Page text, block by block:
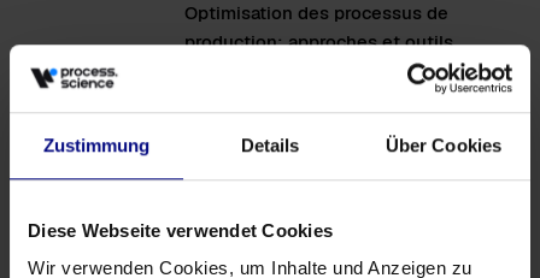
Zustimmung Details Über Cookies
Diese Webseite verwendet Cookies
Wir verwenden Cookies, um Inhalte und Anzeigen zu
Optimisation des processus de
production: approches et outils
du Process Mining
Maverick Buying: un guide stratégique